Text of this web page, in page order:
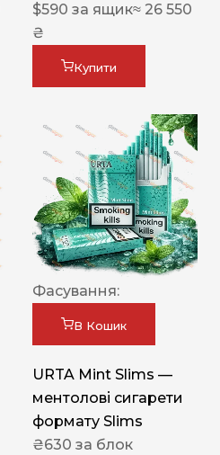
$590 за ящик≈ 26 550
₴
Купити
Фасування:
В Кошик
URTA Mint Slims —
ментолові сигарети
формату Slims
₴630 за блок